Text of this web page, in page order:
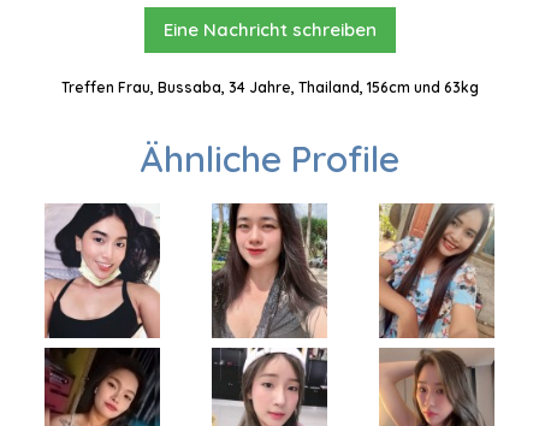
Eine Nachricht schreiben
Treffen Frau, Bussaba, 34 Jahre, Thailand, 156cm und 63kg
Ähnliche Profile